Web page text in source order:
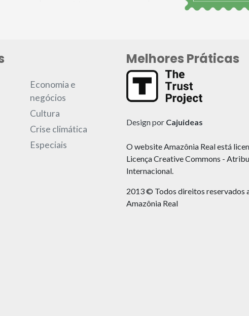
Economia e
negócios
Cultura
Crise climática
Especiais
Melhores Práticas
Design por Cajuideas
O website Amazônia Real está
Licença Creative Commons -
Internacional.
2013 © Todos direitos reservados
Amazônia Real